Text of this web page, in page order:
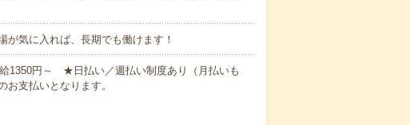
気に入れば、長期でも働けます！
1350円～ ★日払い／週払い制度あり（月払いも
支払いとなります。